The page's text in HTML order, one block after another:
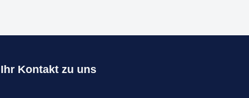
Ihr Kontakt zu uns